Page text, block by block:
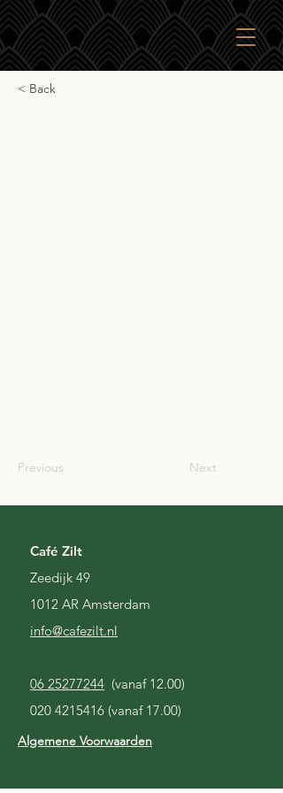
< Back
Previous Next
Café Zilt
Zeedijk 49
1012 AR Amsterdam
info@cafezilt.nl
06 25277244 (vanaf 12.00)
020 4215416 (vanaf 17.00)
Algemene Voorwaarden